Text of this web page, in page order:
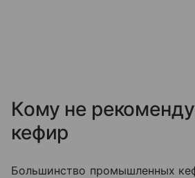
Кому не
кефир
Большинство промышленных